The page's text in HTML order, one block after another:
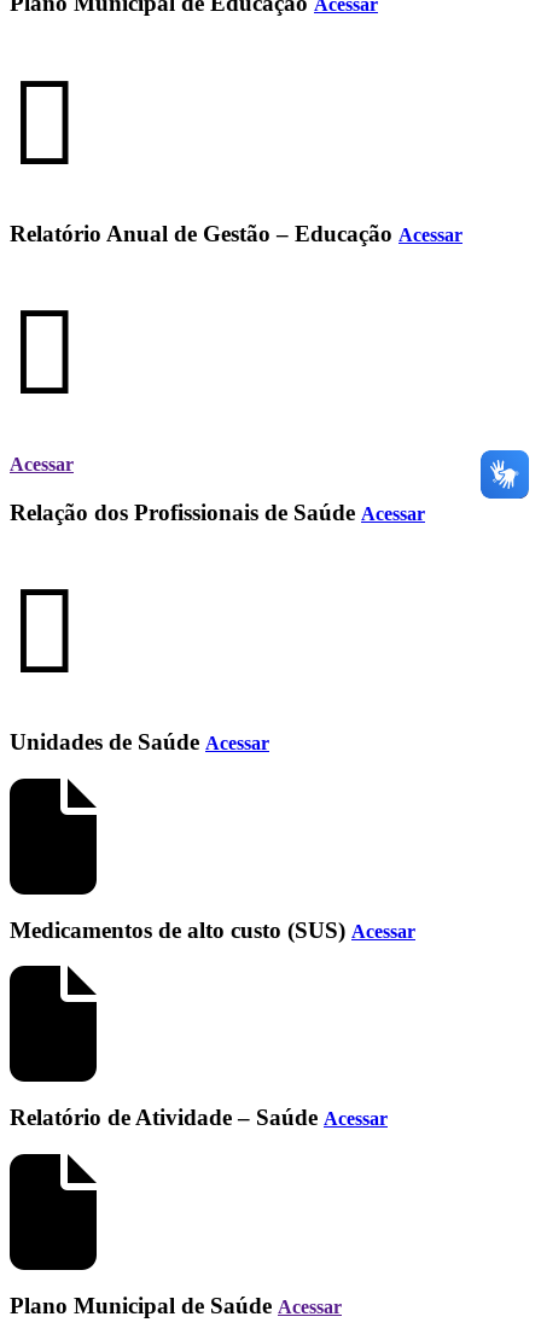
Acessar
Relatório Anual de Gestão – Educação Acessar
Acessar
Relação dos Profissionais de Saúde Acessar
Unidades de Saúde Acessar
Medicamentos de alto custo (SUS) Acessar
Relatório de Atividade – Saúde Acessar
Plano Municipal de Saúde Acessar